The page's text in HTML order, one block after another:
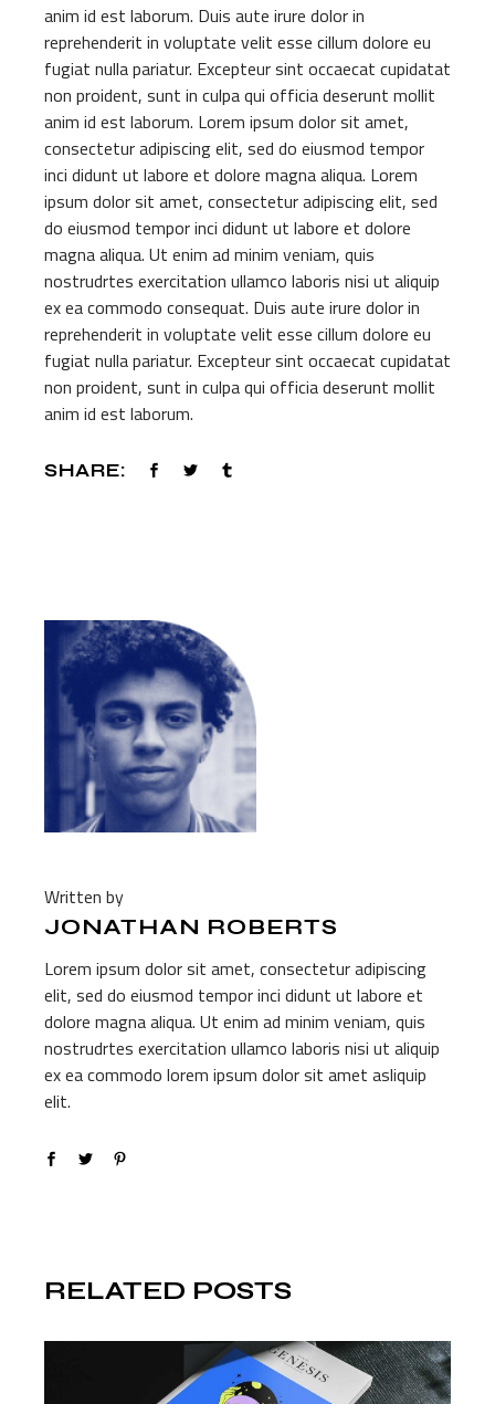
anim id est laborum. Duis aute irure dolor in
reprehenderit in voluptate velit esse cillum dolore eu
fugiat nulla pariatur. Excepteur sint occaecat cupidatat
non proident, sunt in culpa qui officia deserunt mollit
anim id est laborum. Lorem ipsum dolor sit amet,
consectetur adipiscing elit, sed do eiusmod tempor
inci didunt ut labore et dolore magna aliqua. Lorem
ipsum dolor sit amet, consectetur adipiscing elit, sed
do eiusmod tempor inci didunt ut labore et dolore
magna aliqua. Ut enim ad minim veniam, quis
nostrudrtes exercitation ullamco laboris nisi ut aliquip
ex ea commodo consequat. Duis aute irure dolor in
reprehenderit in voluptate velit esse cillum dolore eu
fugiat nulla pariatur. Excepteur sint occaecat cupidatat
non proident, sunt in culpa qui officia deserunt mollit
anim id est laborum.
SHARE:
Written by
JONATHAN ROBERTS
Lorem ipsum dolor sit amet, consectetur adipiscing
elit, sed do eiusmod tempor inci didunt ut labore et
dolore magna aliqua. Ut enim ad minim veniam, quis
nostrudrtes exercitation ullamco laboris nisi ut aliquip
ex ea commodo lorem ipsum dolor sit amet asliquip
elit.
RELATED POSTS